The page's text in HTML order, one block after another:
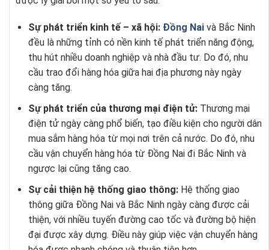
Sự phát triển kinh tế – xã hội: Đồng Naivà Bắc Ninh
đều là những tỉnh có nền kinh tế phát triển năng động,
thu hút nhiều doanh nghiệp và nhà đầu tư. Do đó, nhu
cầu trao đổi hàng hóa giữa hai địa phương này ngày
càng tăng.
Sự phát triển của thương mại điện tử:Thương mại
điện tử ngày càng phổ biến, tạo điều kiện cho người dân
mua sắm hàng hóa từ mọi nơi trên cả nước. Do đó, nhu
cầu vận chuyển hàng hóa từ Đồng Nai đi Bắc Ninh và
ngược lại cũng tăng cao.
Sự cải thiện hệ thống giao thông:Hệ thống giao
thông giữa Đồng Nai và Bắc Ninh ngày càng được cải
thiện, với nhiều tuyến đường cao tốc và đường bộ hiện
đại được xây dựng. Điều này giúp việc vận chuyển hàng